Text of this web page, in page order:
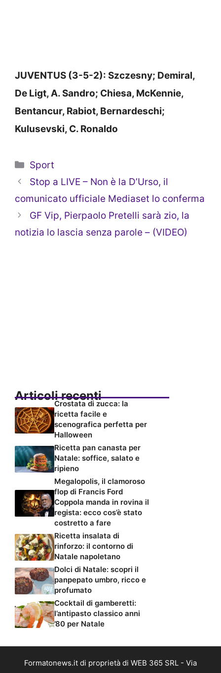
JUVENTUS (3-5-2): Szczesny; Demiral,
De Ligt, A. Sandro; Chiesa, McKennie,
Bentancur, Rabiot, Bernardeschi;
Kulusevski, C. Ronaldo
Categorie
Sport
Stop a LIVE – Non è la D’Urso, il
comunicato ufficiale Mediaset lo conferma
GF Vip, Pierpaolo Pretelli sarà zio, la
notizia lo lascia senza parole – (VIDEO)
Articoli recenti
Crostata di zucca: la
ricetta facile e
scenografica perfetta per
Halloween
Ricetta pan canasta per
Natale: soffice, salato e
ripieno
Megalopolis, il clamoroso
flop di Francis Ford
Coppola manda in rovina il
regista: ecco cos’è stato
costretto a fare
Ricetta insalata di
rinforzo: il contorno di
Natale napoletano
Dolci di Natale: scopri il
panpepato umbro, ricco e
profumato
Cocktail di gamberetti:
l’antipasto classico anni
’80 per Natale
Formatonews.it di proprietà di WEB 365 SRL - Via